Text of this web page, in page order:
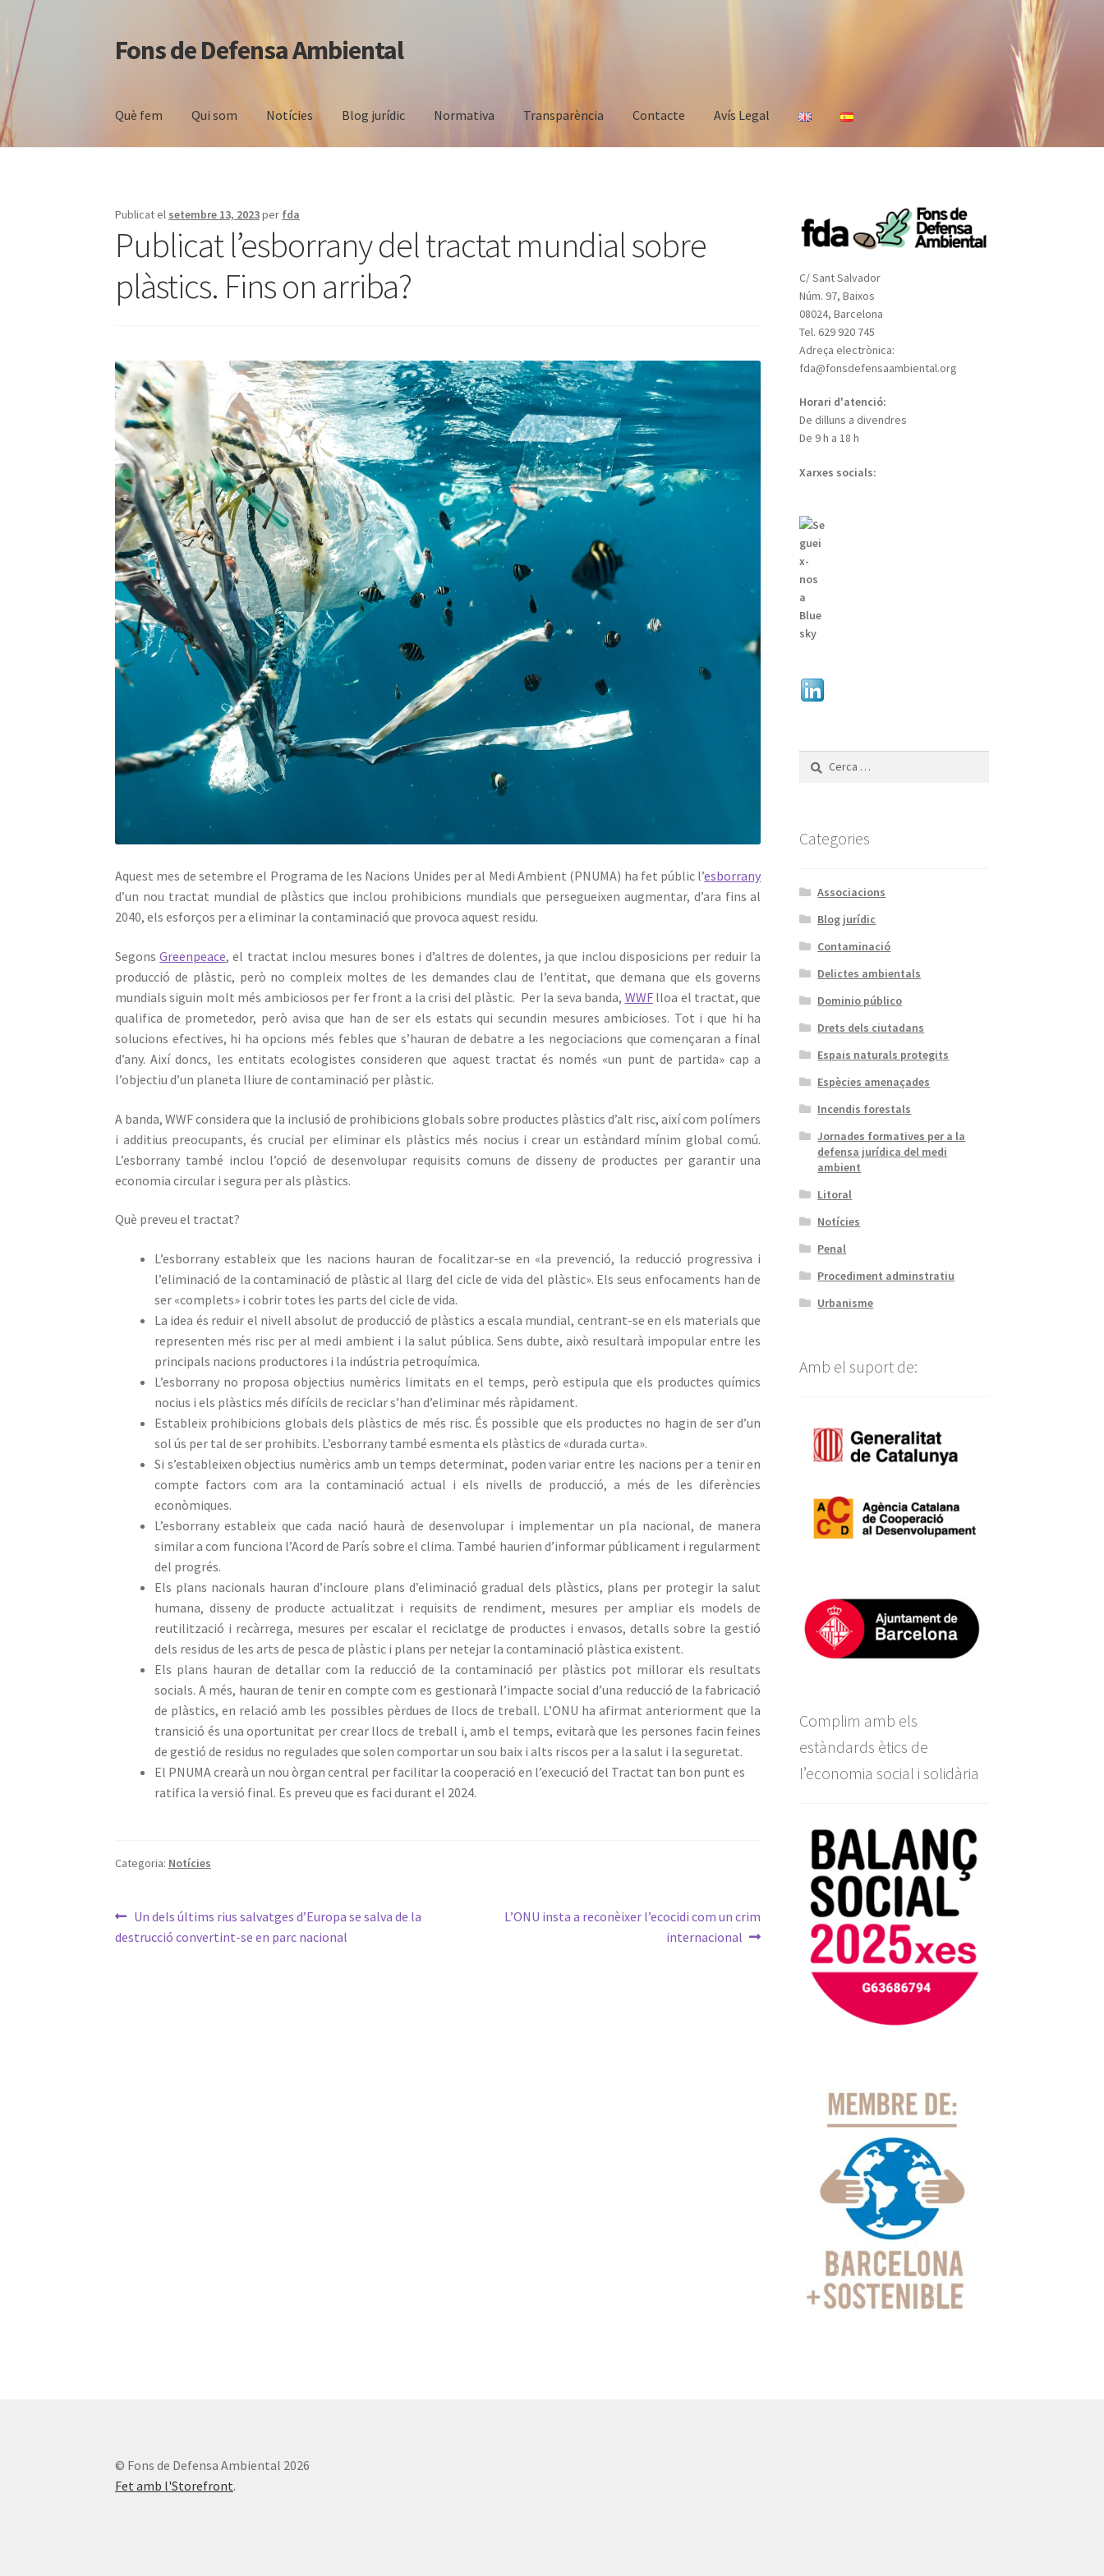
Salta
a
Vés
al
Fons de Defensa Ambiental
Què fem Qui som Notícies Blog jurídic Normativa Transparència Contacte Avís Legal
Publicat el setembre 13, 2023per fda
Publicat l’esborrany del tractat mundial sobre
plàstics. Fins on arriba?
Aquest mes de setembre el Programa de les Nacions Unides per al Medi Ambient (PNUMA) ha fet públic l’esborrany
d’un nou tractat mundial de plàstics que inclou prohibicions mundials que persegueixen augmentar, d’ara fins al
2040, els esforços per a eliminar la contaminació que provoca aquest residu.
SegonsGreenpeace, el tractat inclou mesures bones i d’altres de dolentes, ja que inclou disposicions per reduir la
producció de plàstic, però no compleix moltes de les demandes clau de l’entitat, que demana que els governs
mundials siguin molt més ambiciosos per fer front a la crisi del plàstic. ⁣ Per la seva banda, WWFlloa el tractat, que
qualifica de prometedor, però avisa que han de ser els estats qui secundin mesures ambicioses. Tot i que hi ha
solucions efectives, hi ha opcions més febles que s’hauran de debatre a les negociacions que començaran a final
d’any. Així doncs, les entitats ecologistes consideren que aquest tractat és només «un punt de partida» cap a
l’objectiu d’un planeta lliure de contaminació per plàstic.
A banda, WWF considera que la inclusió de prohibicions globals sobre productes plàstics d’alt risc, així com polímers
i additius preocupants, és crucial per eliminar els plàstics més nocius i crear un estàndard mínim global comú.
L’esborrany també inclou l’opció de desenvolupar requisits comuns de disseny de productes per garantir una
economia circular i segura per als plàstics.
Què preveu el tractat?
L’esborrany estableix que les nacions hauran de focalitzar-se en «la prevenció, la reducció progressiva i
l’eliminació de la contaminació de plàstic al llarg del cicle de vida del plàstic». Els seus enfocaments han de
ser «complets» i cobrir totes les parts del cicle de vida.
La idea és reduir el nivell absolut de producció de plàstics a escala mundial, centrant-se en els materials que
representen més risc per al medi ambient i la salut pública. Sens dubte, això resultarà impopular entre les
principals nacions productores i la indústria petroquímica.
L’esborrany no proposa objectius numèrics limitats en el temps, però estipula que els productes químics
nocius i els plàstics més difícils de reciclar s’han d’eliminar més ràpidament.
Estableix prohibicions globals dels plàstics de més risc. És possible que els productes no hagin de ser d’un
sol ús per tal de ser prohibits. L’esborrany també esmenta els plàstics de «durada curta».
Si s’estableixen objectius numèrics amb un temps determinat, poden variar entre les nacions per a tenir en
compte factors com ara la contaminació actual i els nivells de producció, a més de les diferències
econòmiques.
L’esborrany estableix que cada nació haurà de desenvolupar i implementar un pla nacional, de manera
similar a com funciona l’Acord de París sobre el clima. També haurien d’informar públicament i regularment
del progrés.
Els plans nacionals hauran d’incloure plans d’eliminació gradual dels plàstics, plans per protegir la salut
humana, disseny de producte actualitzat i requisits de rendiment, mesures per ampliar els models de
reutilització i recàrrega, mesures per escalar el reciclatge de productes i envasos, detalls sobre la gestió
dels residus de les arts de pesca de plàstic i plans per netejar la contaminació plàstica existent.
Els plans hauran de detallar com la reducció de la contaminació per plàstics pot millorar els resultats
socials. A més, hauran de tenir en compte com es gestionarà l’impacte social d’una reducció de la fabricació
de plàstics, en relació amb les possibles pèrdues de llocs de treball. L’ONU ha afirmat anteriorment que la
transició és una oportunitat per crear llocs de treball i, amb el temps, evitarà que les persones facin feines
de gestió de residus no regulades que solen comportar un sou baix i alts riscos per a la salut i la seguretat.
El PNUMA crearà un nou òrgan central per facilitar la cooperació en l’execució del Tractat tan bon punt es
ratifica la versió final. Es preveu que es faci durant el 2024.
Categoria: Notícies
Navegació
d'entrades
Entrada
anterior:
Un dels últims rius salvatges d’Europa se salva de la
destrucció convertint-se en parc nacional
Pròxima
L’ONU insta a reconèixer l’ecocidi com un crim
internacional
C/ Sant Salvador
Núm. 97, Baixos
08024, Barcelona
Tel. 629 920 745
Adreça electrònica:
fda@fonsdefensaambiental.org
Horari d'atenció:
De dilluns a divendres
De 9 h a 18 h
Xarxes socials:
Cerca:
Categories
Associacions
Blog jurídic
Contaminació
Delictes ambientals
Dominio público
Drets dels ciutadans
Espais naturals protegits
Espècies amenaçades
Incendis forestals
Jornades formatives per a la
defensa jurídica del medi
ambient
Litoral
Notícies
Penal
Procediment adminstratiu
Urbanisme
Amb el suport de:
Complim amb els
estàndards ètics de
l’economia social i solidària
© Fons de Defensa Ambiental 2026
Fet amb l'Storefront.